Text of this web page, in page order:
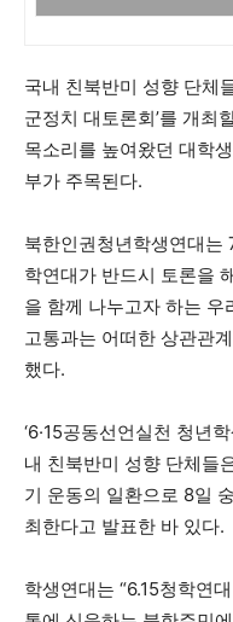
국내 친북반미 성향 단체
군정치 대토론회’를 개최
목소리를 높여왔던 대학
부가 주목된다.
북한인권청년학생연대는
학연대가 반드시 토론을
을 함께 나누고자 하는 우
고통과는 어떠한 상관관
했다.
‘6·15공동선언실천 청년
내 친북반미 성향 단체들
기 운동의 일환으로 8일
최한다고 발표한 바 있다.
학생연대는 “6.15청학연